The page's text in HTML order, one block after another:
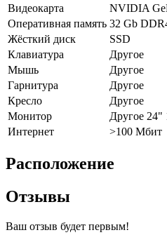
Видеокарта
NVIDIA
Оперативная память 32 Gb
Жёсткий диск
SSD
Клавиатура
Другое
Мышь
Другое
Гарнитура
Другое
Кресло
Другое
Монитор
Другое 24"
Интернет
>100 Мбит
Расположение
Отзывы
Ваш отзыв будет первым!